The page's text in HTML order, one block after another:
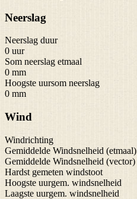
Neerslag
Neerslag duur
0 uur
Som neerslag etmaal
0 mm
Hoogste uursom neerslag
0 mm
Wind
Windrichting
Gemiddelde Windsnelheid (etmaal)
Gemiddelde Windsnelheid (vector)
Hardst gemeten windstoot
Hoogste uurgem. windsnelheid
Laagste uurgem. windsnelheid